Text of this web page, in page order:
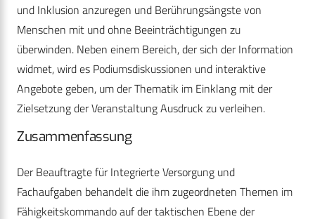
und Inklusion anzuregen und Berührungsängste von
Menschen mit und ohne Beeinträchtigungen zu
überwinden. Neben einem Bereich, der sich der Information
widmet, wird es Podiumsdiskussionen und interaktive
Angebote geben, um der Thematik im Einklang mit der
Zielsetzung der Veranstaltung Ausdruck zu verleihen.
Zusammenfassung
Der Beauftragte für Integrierte Versorgung und
Fachaufgaben behandelt die ihm zugeordneten Themen im
Fähigkeitskommando auf der taktischen Ebene der